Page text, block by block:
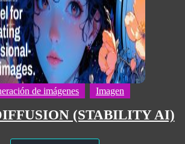
de imágenes Imagen
(STABILITY AI)